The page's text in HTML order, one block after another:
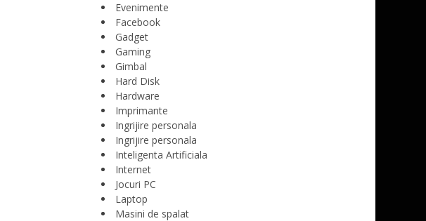
Evenimente
Facebook
Gadget
Gaming
Gimbal
Hard Disk
Hardware
Imprimante
Ingrijire personala
Ingrijire personala
Inteligenta Artificiala
Internet
Jocuri PC
Laptop
Masini de spalat